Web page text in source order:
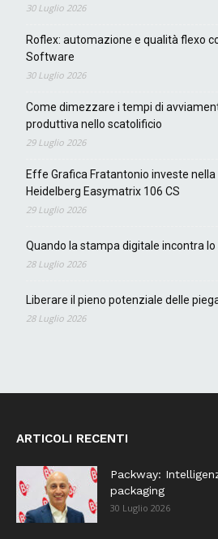
30 Luglio 2026
Roflex: automazione e qualità flexo
Software
30 Luglio 2026
Come dimezzare i tempi di
produttiva nello scatolificio
29 Luglio 2026
Effe Grafica Fratantonio investe
Heidelberg Easymatrix 106 CS
29 Luglio 2026
Quando la stampa digitale incontra
28 Luglio 2026
Liberare il pieno potenziale delle
28 Luglio 2026
ARTICOLI RECENTI
Packway:
packaging
30 Luglio 2026